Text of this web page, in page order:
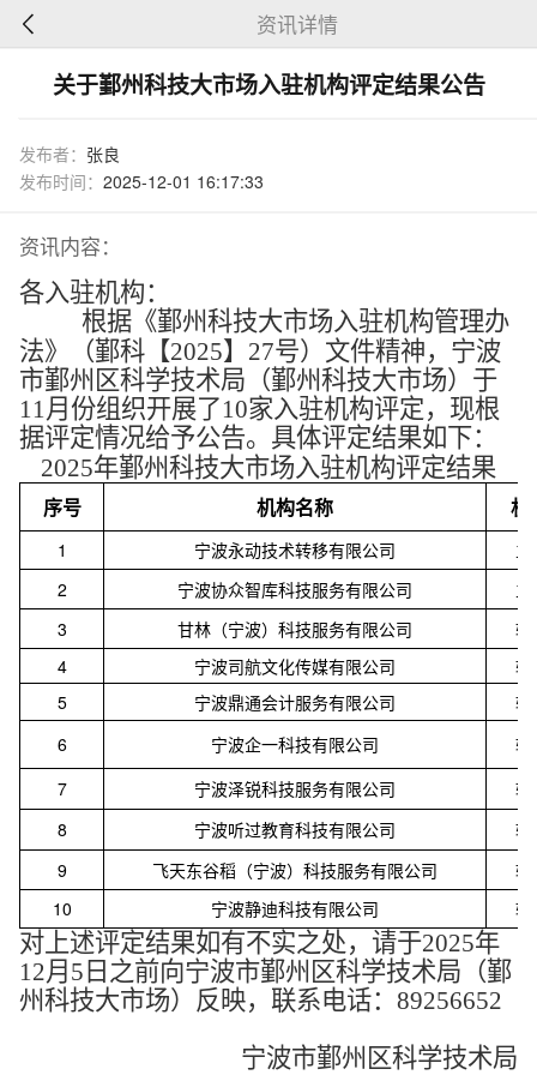
资讯详情
关于鄞州科技大市场入驻机构评定结果公告
发布者： 张良
发布时间： 2025-12-01 16:17:33
资讯内容：
各入驻机构：
根据《鄞州科技大市场入驻机构管理办
法》（鄞科【2025】27号）文件精神，宁波
市鄞州区科学技术局（鄞州科技大市场）于
11月份组织开展了10家入驻机构评定，现根
据评定情况给予公告。具体评定结果如下：
2025年鄞州科技大市场入驻机构评定结果
序号 机构名称 机
1 宁波永动技术转移有限公司 主
2 宁波协众智库科技服务有限公司 主
3 甘林（宁波）科技服务有限公司 辅
4 宁波司航文化传媒有限公司 辅
5 宁波鼎通会计服务有限公司 辅
6 宁波企一科技有限公司 辅
7 宁波泽锐科技服务有限公司 辅
8 宁波听过教育科技有限公司 辅
9 飞天东谷稻（宁波）科技服务有限公司 辅
10 宁波静迪科技有限公司 辅
对上述评定结果如有不实之处，请于2025年
12月5日之前向宁波市鄞州区科学技术局（鄞
州科技大市场）反映，联系电话：89256652
宁波市鄞州区科学技术局